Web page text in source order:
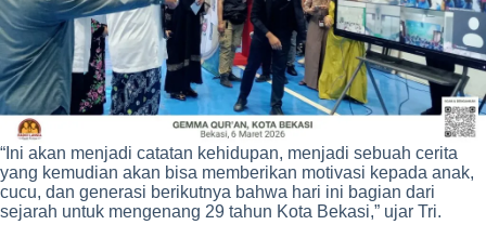
“Ini akan menjadi catatan kehidupan, menjadi sebuah cerita
yang kemudian akan bisa memberikan motivasi kepada anak,
cucu, dan generasi berikutnya bahwa hari ini bagian dari
sejarah untuk mengenang 29 tahun Kota Bekasi,” ujar Tri.